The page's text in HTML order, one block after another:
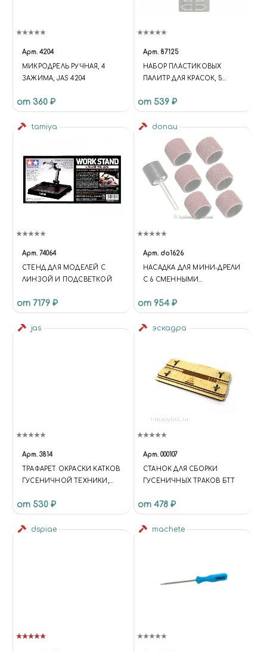
Арт. 4204
МИКРОДРЕЛЬ РУЧНАЯ, 4
ЗАЖИМА, JAS 4204
от 360 ₽
Арт. 87125
НАБОР ПЛАСТИКОВЫХ
ПАЛИТР ДЛЯ КРАСОК, 5
от 539 ₽
tamiya
Арт. 74064
СТЕНД ДЛЯ МОДЕЛЕЙ C
ЛИНЗОЙ И ПОДСВЕТКОЙ
от 7179 ₽
donau
Арт. do1626
НАСАДКА ДЛЯ МИНИ-ДРЕЛИ
С 6 СМЕННЫМИ
ЛЕНТАМИ, ДИАМЕТР 13 ММ
от 954 ₽
jas
Арт. 3814
ТРАФАРЕТ ОКРАСКИ КАТКОВ
ГУСЕНИЧНОЙ ТЕХНИКИ,
от 530 ₽
эскадра
Арт. 000107
СТАНОК ДЛЯ СБОРКИ
ГУСЕНИЧНЫХ ТРАКОВ БТТ
от 478 ₽
dspiae machete